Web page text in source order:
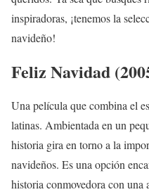
inspiradoras, ¡tenemos la
navideño!
Feliz Navidad
Una película que combina el
latinas. Ambientada en un
historia gira en torno a la
navideños. Es una opción
historia conmovedora con una